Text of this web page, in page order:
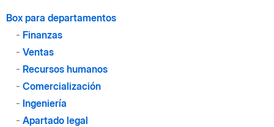
Box para departamentos
- Finanzas
- Ventas
- Recursos humanos
- Comercialización
- Ingeniería
- Apartado legal